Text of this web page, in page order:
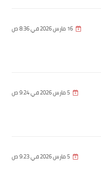
16 مارس 2026 في 8:36 ص
5 مارس 2026 في 9:24 ص
5 مارس 2026 في 9:23 ص